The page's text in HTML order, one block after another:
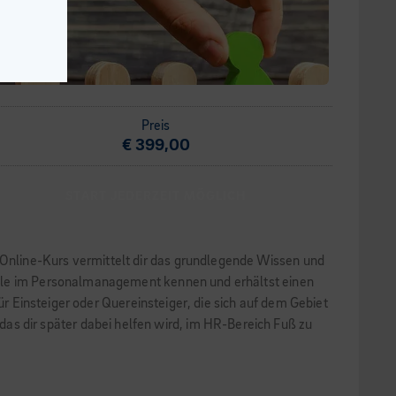
Preis
€ 399,00
Kurs vermittelt dir das grundlegende Wissen und
im Personalmanagement kennen und erhältst einen
oder Quereinsteiger, die sich auf dem Gebiet
dir später dabei helfen wird, im HR-Bereich Fuß zu